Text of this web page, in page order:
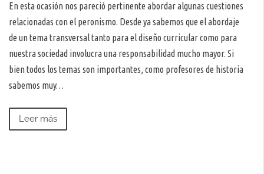
En esta ocasión nos pareció pertinente abordar algunas cuestiones
relacionadas con el peronismo. Desde ya sabemos que el abordaje
de un tema transversal tanto para el diseño curricular como para
nuestra sociedad involucra una responsabilidad mucho mayor. Si
bien todos los temas son importantes, como profesores de historia
sabemos muy…
Leer más